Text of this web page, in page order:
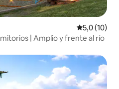
Calificación
5,0 (10)
| Amplio y frente al río